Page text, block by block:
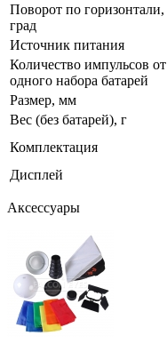
Поворот по горизонтали,
град
Источник питания
Количество импульсов от
одного набора батарей
Размер, мм
Вес (без батарей), г
Комплектация
Дисплей
Аксессуары